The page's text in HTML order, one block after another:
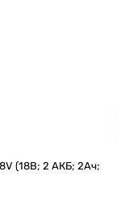
(18В; 2 АКБ; 2Ач;